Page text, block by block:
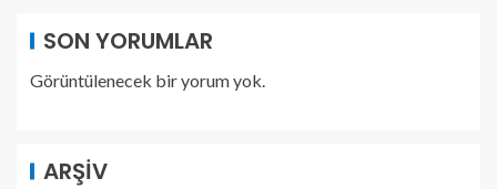
SON YORUMLAR
Görüntülenecek bir yorum yok.
ARŞIV